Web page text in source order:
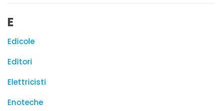
E
Edicole
Editori
Elettricisti
Enoteche